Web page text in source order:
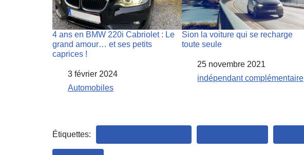
4 ans en BMW 220i Cabriolet : Le
grand amour… et ses petits
caprices !
Date3 février 2024
Par rapport à
Automobiles
Sion la voiture qui se recharge
toute seule
Date25 novembre 2021
Par rapport à
indépendant complémentaire
Étiquettes: